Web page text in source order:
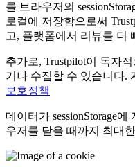
를 브라우저의
로컬에 저장함으로써
고, 플랫폼에서 리뷰를 더
추가로, Trustpilot이 독자
거나 수집할 수 있습니다.
보호정책
데이터가 sessionStorage
우저를 닫을 때까지 최대